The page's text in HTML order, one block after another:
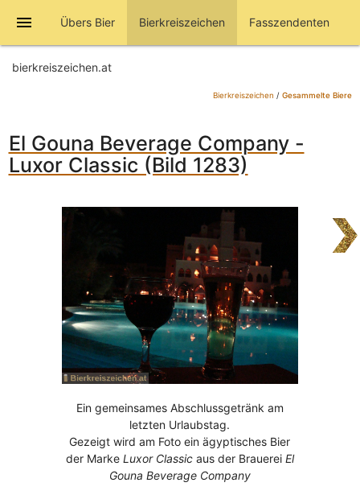
menu Übers Bier Bierkreiszeichen Fasszendenten
bierkreiszeichen.at
Bierkreiszeichen / Gesammelte Biere
El Gouna Beverage Company -
Luxor Classic (Bild 1283)
Ein gemeinsames Abschlussgetränk am
letzten Urlaubstag.
Gezeigt wird am Foto ein ägyptisches Bier
der Marke Luxor Classicaus der Brauerei El
Gouna Beverage Company